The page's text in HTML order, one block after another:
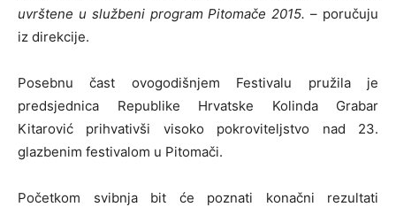
uvrštene u službeni program Pitomače 2015. – poručuju
iz direkcije.
Posebnu čast ovogodišnjem Festivalu pružila je
predsjednica Republike Hrvatske Kolinda Grabar
Kitarović prihvativši visoko pokroviteljstvo nad 23.
glazbenim festivalom u Pitomači.
Početkom svibnja bit će poznati konačni rezultati